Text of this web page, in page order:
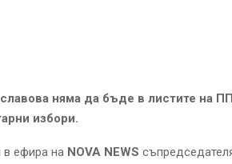
няма да бъде в листите на
избори.
в ефира на NOVA NEWS